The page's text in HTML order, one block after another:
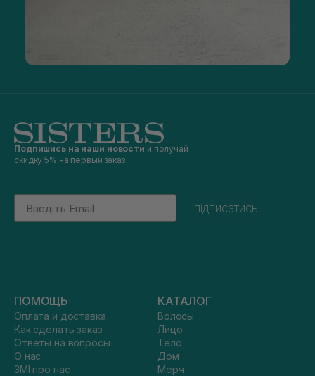
Подпишись на наши новости и получай
скидку 5% на первый заказ
Email
підписатись
ПОМОЩЬ
Оплата и доставка
Как сделать заказ
Ответы на вопросы
О нас
ЗМІ про нас
КАТАЛОГ
Волосы
Лицо
Тело
Дом
Мерч